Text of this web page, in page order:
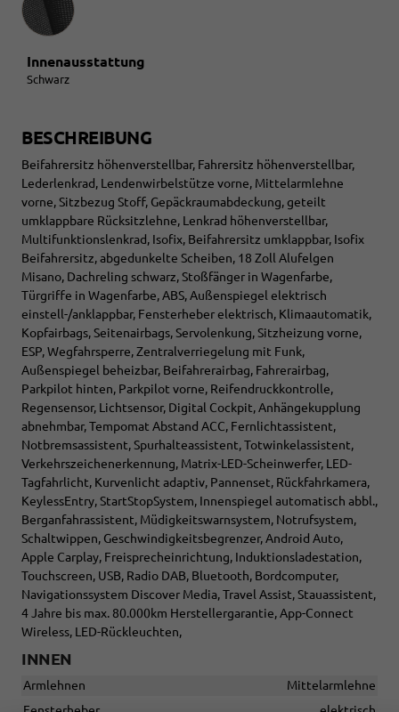
Innenausstattung
Schwarz
BESCHREIBUNG
Beifahrersitz höhenverstellbar, Fahrersitz höhenverstellbar,
Lederlenkrad, Lendenwirbelstütze vorne, Mittelarmlehne
vorne, Sitzbezug Stoff, Gepäckraumabdeckung, geteilt
umklappbare Rücksitzlehne, Lenkrad höhenverstellbar,
Multifunktionslenkrad, Isofix, Beifahrersitz umklappbar, Isofix
Beifahrersitz, abgedunkelte Scheiben, 18 Zoll Alufelgen
Misano, Dachreling schwarz, Stoßfänger in Wagenfarbe,
Türgriffe in Wagenfarbe, ABS, Außenspiegel elektrisch
einstell-/anklappbar, Fensterheber elektrisch, Klimaautomatik,
Kopfairbags, Seitenairbags, Servolenkung, Sitzheizung vorne,
ESP, Wegfahrsperre, Zentralverriegelung mit Funk,
Außenspiegel beheizbar, Beifahrerairbag, Fahrerairbag,
Parkpilot hinten, Parkpilot vorne, Reifendruckkontrolle,
Regensensor, Lichtsensor, Digital Cockpit, Anhängekupplung
abnehmbar, Tempomat Abstand ACC, Fernlichtassistent,
Notbremsassistent, Spurhalteassistent, Totwinkelassistent,
Verkehrszeichenerkennung, Matrix-LED-Scheinwerfer, LED-
Tagfahrlicht, Kurvenlicht adaptiv, Pannenset, Rückfahrkamera,
KeylessEntry, StartStopSystem, Innenspiegel automatisch abbl.,
Berganfahrassistent, Müdigkeitswarnsystem, Notrufsystem,
Schaltwippen, Geschwindigkeitsbegrenzer, Android Auto,
Apple Carplay, Freisprecheinrichtung, Induktionsladestation,
Touchscreen, USB, Radio DAB, Bluetooth, Bordcomputer,
Navigationssystem Discover Media, Travel Assist, Stauassistent,
4 Jahre bis max. 80.000km Herstellergarantie, App-Connect
Wireless, LED-Rückleuchten,
INNEN
Armlehnen
Mittelarmlehne